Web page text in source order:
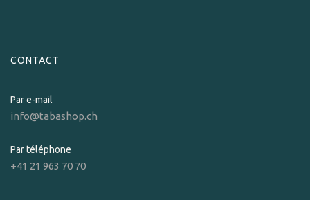
CONTACT
Par e-mail
info@tabashop.ch
Par téléphone
+41 21 963 70 70